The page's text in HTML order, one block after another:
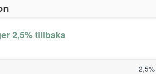
2,5% tillbaka
2,5%